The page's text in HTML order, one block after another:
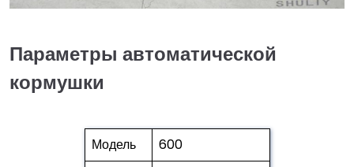
Параметры автоматической
кормушки
Модель
600